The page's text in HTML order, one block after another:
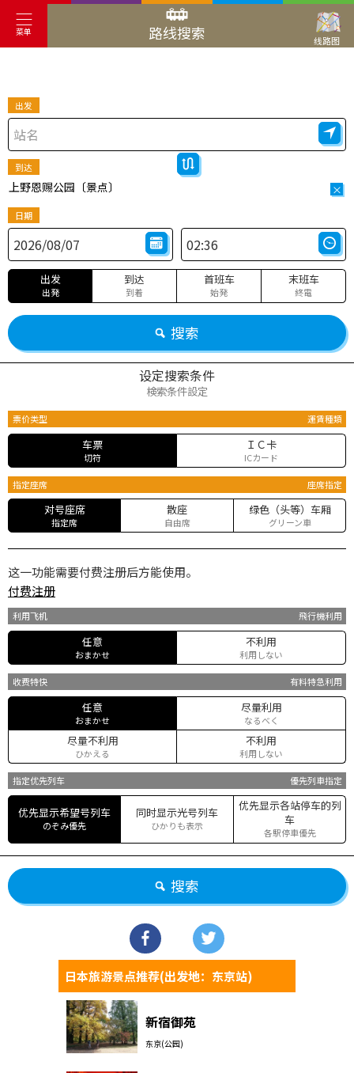
菜单 路线搜索 线路图
出发
到达
上野恩赐公园〔景点〕 ×
日期
出发
出発
到达
到着
首班车
始発
末班车
終電
搜索
设定搜索条件
検索条件設定
票价类型 運賃種類
车票
切符
ＩＣ卡
ICカード
指定座席 座席指定
对号座席
指定席
散座
自由席
绿色（头等）车厢
グリーン車
这一功能需要付费注册后方能使用。
付费注册
利用飞机 飛行機利用
任意
おまかせ
不利用
利用しない
收费特快 有料特急利用
任意
おまかせ
尽量利用
なるべく
尽量不利用
ひかえる
不利用
利用しない
指定优先列车 優先列車指定
优先显示希望号列车
のぞみ優先
同时显示光号列车
ひかりも表示
优先显示各站停车的列
车
各駅停車優先
搜索
日本旅游景点推荐(出发地：东京站)
新宿御苑
东京(公园)